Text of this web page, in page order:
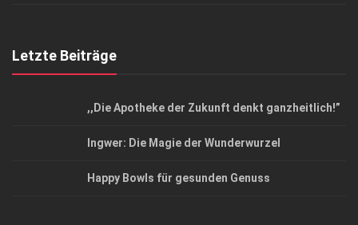
Letzte Beiträge
,,Die Apotheke der Zukunft denkt ganzheitlich!”
Ingwer: Die Magie der Wunderwurzel
Happy Bowls für gesunden Genuss